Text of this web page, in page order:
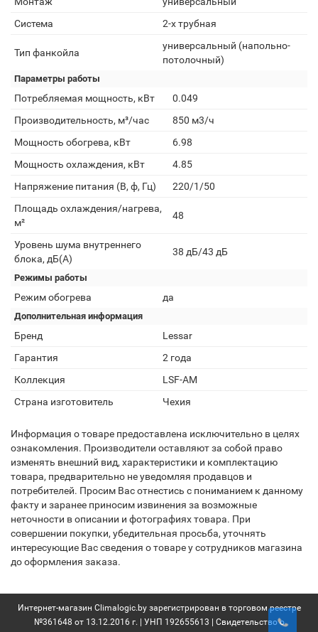
Система
2-х трубная
Тип фанкойла
универсальный (напольно-
потолочный)
Параметры работы
Потребляемая мощность, кВт
0.049
Производительность, м³/час
850 м3/ч
Мощность обогрева, кВт
6.98
Мощность охлаждения, кВт
4.85
Напряжение питания (В, ф, Гц)
220/1/50
Площадь охлаждения/нагрева,
м²
48
Уровень шума внутреннего
блока, дБ(А)
38 дБ/43 дБ
Режимы работы
Режим обогрева да
Дополнительная информация
Бренд
Lessar
Гарантия
2 года
Коллекция
LSF-AM
Страна изготовитель
Чехия
Информация о товаре предоставлена исключительно в целях
ознакомления. Производители оставляют за собой право
изменять внешний вид, характеристики и комплектацию
товара, предварительно не уведомляя продавцов и
потребителей. Просим Вас отнестись с пониманием к данному
факту и заранее приносим извинения за возможные
неточности в описании и фотографиях товара. При
совершении покупки, убедительная просьба, уточнять
интересующие Вас сведения о товаре у сотрудников магазина
до оформления заказа.
Интернет-магазин Climalogic.by зарегистрирован в торговом реестре
№361648 от 13.12.2016 г. | УНП 192655613 | Свидетельство о